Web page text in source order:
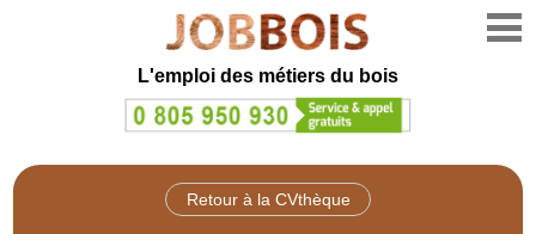
L'emploi des métiers du bois
Retour à la CVthèque